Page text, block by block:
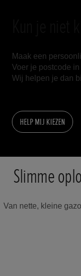
Maak een
Voer je postcode
Wij helpen je dan
HELP MIJ KIEZEN
Slimme
Van nette, kleine